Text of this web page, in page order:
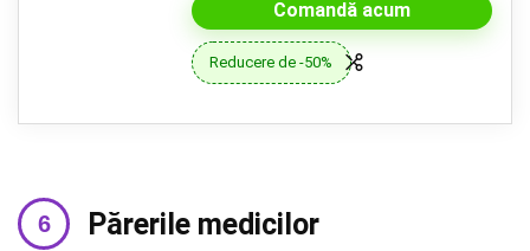
Comandă acum
Reducere de -50%
Părerile medicilor